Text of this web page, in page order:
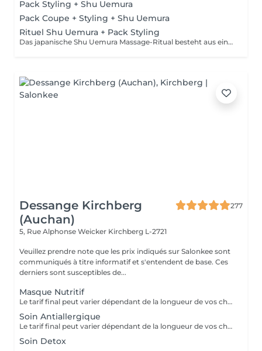
Pack Styling + Shu Uemura
Pack Coupe + Styling + Shu Uemura
Rituel Shu Uemura + Pack Styling
Das japanische Shu Uemura Massage-Ritual besteht aus einem 30-minütigen Shampoo und einer Behandlung zur Entspannung und intensiven Haarreparatur + Styling-Paket Die Preise dienen zur Orientierung und müssen nach einer individuellen Beratung durch Ihren Friseur/Stylisten/Spezialisten bestätigt werden. Die Geschäftsleitung behält sich das Recht vor, Änderungen zum reibungslosen Ablauf des Salons vorzunehmen
Dessange Kirchberg
(Auchan)
277
5, Rue Alphonse Weicker Kirchberg L-2721
Veuillez prendre note que les prix indiqués sur Salonkee sont
communiqués à titre informatif et s'entendent de base. Ces
derniers sont susceptibles de...
Masque Nutritif
Le tarif final peut varier dépendant de la longueur de vos cheveux ainsi que des soins et produits utilisés.
Soin Antiallergique
Le tarif final peut varier dépendant de la longueur de vos cheveux ainsi que des soins et produits utilisés.
Soin Detox